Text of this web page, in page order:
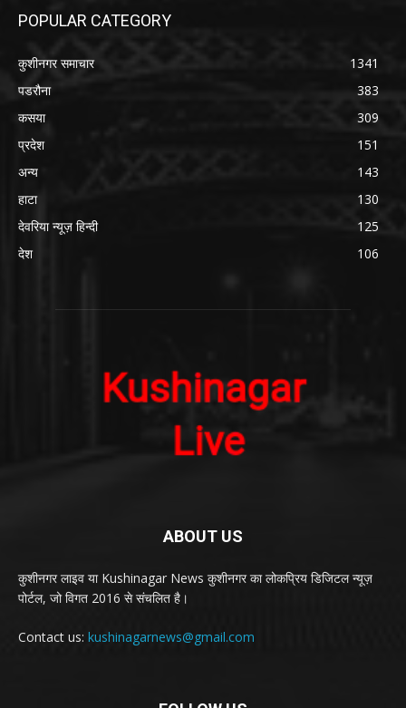
POPULAR CATEGORY
कुशीनगर समाचार
1341
पडरौना
383
कसया
309
प्रदेश
151
अन्य
143
हाटा
130
देवरिया न्यूज़ हिन्दी
125
देश
106
ABOUT US
कुशीनगर लाइव या Kushinagar News कुशीनगर का लोकप्रिय डिजिटल न्यूज़
पोर्टल, जो विगत 2016 से संचलित है।
Contact us: kushinagarnews@gmail.com